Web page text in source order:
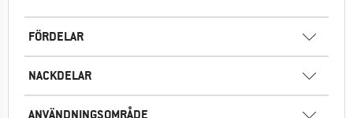
FÖRDELAR
NACKDELAR
ANVÄNDNINGSOMRÅDE